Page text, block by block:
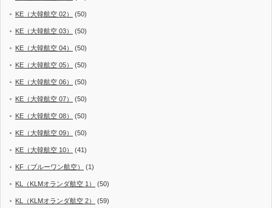
KE（大韓航空 02） (50)
KE（大韓航空 03） (50)
KE（大韓航空 04） (50)
KE（大韓航空 05） (50)
KE（大韓航空 06） (50)
KE（大韓航空 07） (50)
KE（大韓航空 08） (50)
KE（大韓航空 09） (50)
KE（大韓航空 10） (41)
KF（ブルーワン航空） (1)
KL（KLMオランダ航空 1） (50)
KL（KLMオランダ航空 2） (59)